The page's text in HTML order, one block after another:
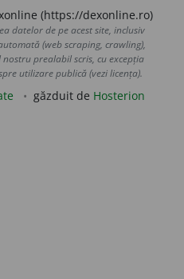
(https://dexonline.ro)
datelor de pe acest site, inclusiv
(web scraping, crawling),
prealabil scris, cu excepția
utilizare publică (vezi licența).
găzduit de Hosterion